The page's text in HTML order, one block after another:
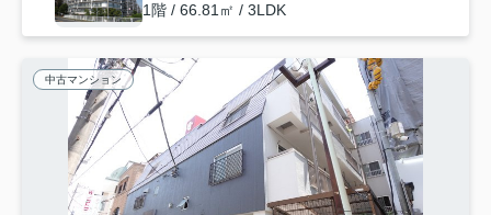
1階 / 66.81㎡ / 3LDK
中古マンション